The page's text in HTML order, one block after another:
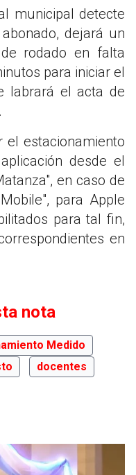
municipal detecte
dejará un
rodado en falta
para iniciar el
labrará el acta de
el estacionamiento
desde el
en caso de
para Apple
para tal fin,
en
nota
Medido
docentes